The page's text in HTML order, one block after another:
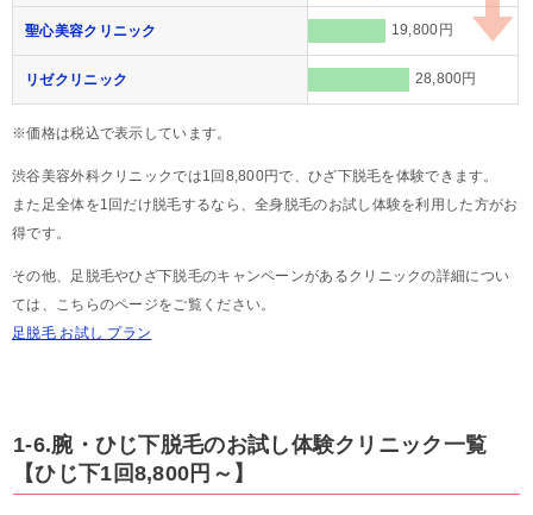
聖心美容クリニック 19,800円
リゼクリニック 28,800円
※価格は税込で表示しています。
渋谷美容外科クリニックでは1回8,800円で、ひざ下脱毛を体験できます。
また足全体を1回だけ脱毛するなら、全身脱毛のお試し体験を利用した方がお
得です。
その他、足脱毛やひざ下脱毛のキャンペーンがあるクリニックの詳細につい
ては、こちらのページをご覧ください。
足脱毛 お試し プラン
1-6.腕・ひじ下脱毛のお試し体験クリニック一覧
【ひじ下1回8,800円～】